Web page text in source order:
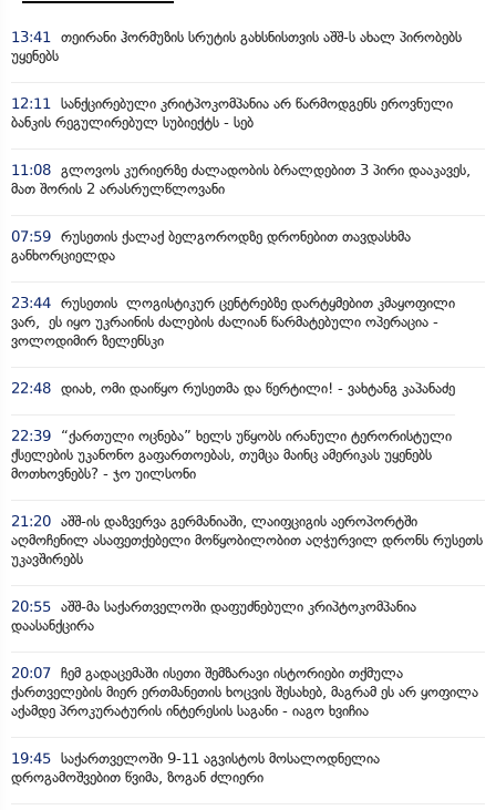
13:41 თეირანი ჰორმუზის სრუტის გახსნისთვის აშშ-ს ახალ პირობებს
უყენებს
12:11 სანქცირებული კრიტპოკომპანია არ წარმოდგენს ეროვნული
ბანკის რეგულირებულ სუბიექტს - სებ
11:08 გლოვოს კურიერზე ძალადობის ბრალდებით 3 პირი დააკავეს,
მათ შორის 2 არასრულწლოვანი
07:59 რუსეთის ქალაქ ბელგოროდზე დრონებით თავდასხმა
განხორციელდა
23:44 რუსეთის ლოგისტიკურ ცენტრებზე დარტყმებით კმაყოფილი
ვარ, ეს იყო უკრაინის ძალების ძალიან წარმატებული ოპერაცია -
ვოლოდიმირ ზელენსკი
22:48 დიახ, ომი დაიწყო რუსეთმა და წერტილი! - ვახტანგ კაპანაძე
22:39
“ქართული ოცნება” ხელს უწყობს ირანული ტერორისტული
ქსელების უკანონო გაფართოებას, თუმცა მაინც ამერიკას უყენებს
მოთხოვნებს? - ჯო უილსონი
21:20 აშშ-ის დაზვერვა გერმანიაში, ლაიფციგის აეროპორტში
აღმოჩენილ ასაფეთქებელი მოწყობილობით აღჭურვილ დრონს რუსეთს
უკავშირებს
20:55 აშშ-მა საქართველოში დაფუძნებული კრიპტოკომპანია
დაასანქცირა
20:07 ჩემ გადაცემაში ისეთი შემზარავი ისტორიები თქმულა
ქართველების მიერ ერთმანეთის ხოცვის შესახებ, მაგრამ ეს არ ყოფილა
აქამდე პროკურატურის ინტერესის საგანი - იაგო ხვიჩია
19:45 საქართველოში 9-11 აგვისტოს მოსალოდნელია
დროგამოშვებით წვიმა, ზოგან ძლიერი